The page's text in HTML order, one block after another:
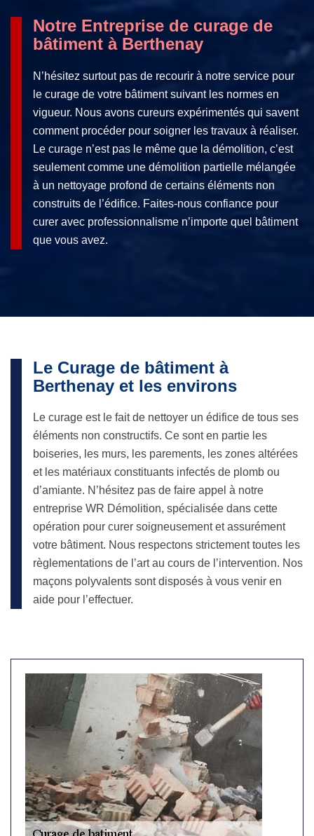
Notre Entreprise de curage de
bâtiment à Berthenay
N’hésitez surtout pas de recourir à notre service pour
le curage de votre bâtiment suivant les normes en
vigueur. Nous avons cureurs expérimentés qui savent
comment procéder pour soigner les travaux à réaliser.
Le curage n’est pas le même que la démolition, c’est
seulement comme une démolition partielle mélangée
à un nettoyage profond de certains éléments non
construits de l’édifice. Faites-nous confiance pour
curer avec professionnalisme n’importe quel bâtiment
que vous avez.
Le Curage de bâtiment à
Berthenay et les environs
Le curage est le fait de nettoyer un édifice de tous ses
éléments non constructifs. Ce sont en partie les
boiseries, les murs, les parements, les zones altérées
et les matériaux constituants infectés de plomb ou
d’amiante. N’hésitez pas de faire appel à notre
entreprise WR Démolition, spécialisée dans cette
opération pour curer soigneusement et assurément
votre bâtiment. Nous respectons strictement toutes les
règlementations de l’art au cours de l’intervention. Nos
maçons polyvalents sont disposés à vous venir en
aide pour l’effectuer.